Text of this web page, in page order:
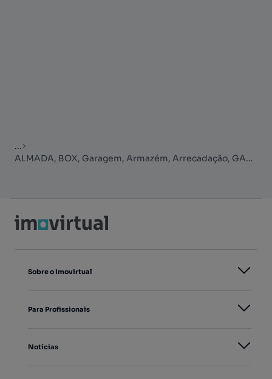
...
ALMADA, BOX, Garagem, Armazém, Arrecadação, GARAGEM, Guarda Móveis
Sobre o Imovirtual
Para Profissionais
Notícias